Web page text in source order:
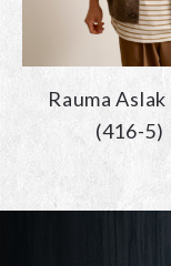
Rauma
(416-5)